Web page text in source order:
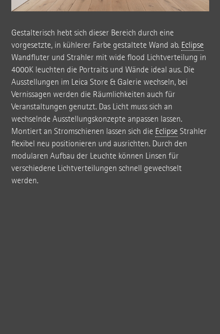
Gestalterisch hebt sich dieser Bereich durch eine
vorgesetzte, in kühlerer Farbe gestaltete Wand ab. Eclipse
Wandfluter und Strahler mit wide flood Lichtverteilung in
4000K leuchten die Portraits und Wände ideal aus. Die
Ausstellungen im Leica Store & Galerie wechseln, bei
Vernissagen werden die Räumlichkeiten auch für
Veranstaltungen genutzt. Das Licht muss sich an
wechselnde Ausstellungskonzepte anpassen lassen.
Montiert an Stromschienen lassen sich die Eclipse Strahler
flexibel neu positionieren und ausrichten. Durch den
modularen Aufbau der Leuchte können Linsen für
verschiedene Lichtverteilungen schnell gewechselt
werden.